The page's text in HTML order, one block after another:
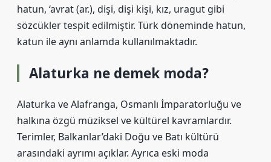
hatun, ‘avrat (ar.), dişi, dişi kişi, kız, uragut gibi
sözcükler tespit edilmiştir. Türk döneminde hatun,
katun ile aynı anlamda kullanılmaktadır.
Alaturka ne demek moda?
Alaturka ve Alafranga, Osmanlı İmparatorluğu ve
halkına özgü müziksel ve kültürel kavramlardır.
Terimler, Balkanlar’daki Doğu ve Batı kültürü
arasındaki ayrımı açıklar. Ayrıca eski moda